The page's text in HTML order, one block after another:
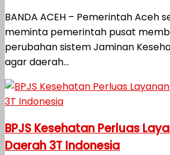
BANDA ACEH – Pemerintah Aceh
meminta pemerintah pusat
perubahan sistem Jaminan
agar daerah...
BPJS Kesehatan Perluas
Daerah 3T Indonesia